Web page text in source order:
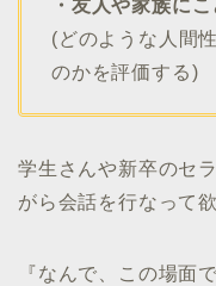
・友人や家族に
(どのような人間
のかを評価する)
学生さんや新卒のセ
がら会話を行なって
『なんで、この場面